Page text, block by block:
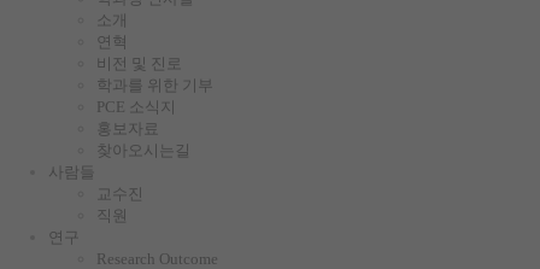
소개
연혁
비전 및 진로
학과를 위한 기부
PCE 소식지
홍보자료
찾아오시는길
사람들
교수진
직원
연구
Research Outcome